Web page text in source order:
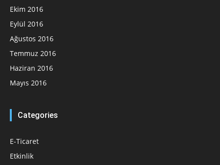
Ekim 2016
Eylül 2016
Ağustos 2016
Temmuz 2016
Haziran 2016
Mayıs 2016
Categories
E-Ticaret
Etkinlik